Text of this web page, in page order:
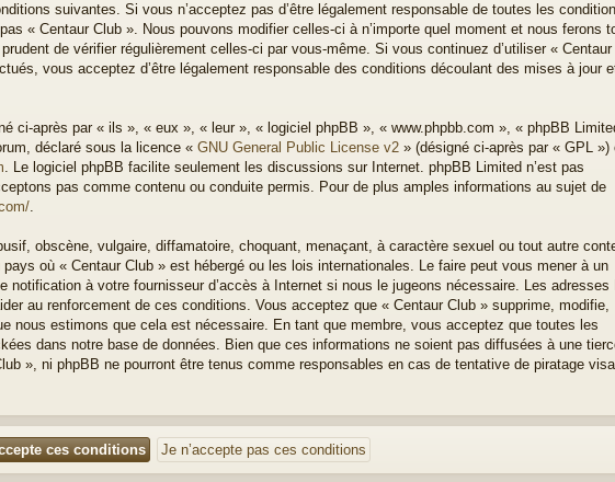
suivantes. Si vous n’acceptez pas d’être légalement responsable de toutes les
« Centaur Club ». Nous pouvons modifier celles-ci à n’importe quel moment et nous ferons
de vérifier régulièrement celles-ci par vous-même. Si vous continuez d’utiliser « Centaur
vous acceptez d’être légalement responsable des conditions découlant des mises à jour
ci-après par « ils », « eux », « leur », « logiciel phpBB », « www.phpbb.com », « phpBB
déclaré sous la licence « GNU General Public License v2 » (désigné ci-après par « GPL »)
. Le logiciel phpBB facilite seulement les discussions sur Internet. phpBB Limited n’est pas
pas comme contenu ou conduite permis. Pour de plus amples informations au sujet de
.
obscène, vulgaire, diffamatoire, choquant, menaçant, à caractère sexuel ou tout autre
où « Centaur Club » est hébergé ou les lois internationales. Le faire peut vous mener à un
notification à votre fournisseur d’accès à Internet si nous le jugeons nécessaire. Les adresses
au renforcement de ces conditions. Vous acceptez que « Centaur Club » supprime, modifie,
nous estimons que cela est nécessaire. En tant que membre, vous acceptez que toutes les
dans notre base de données. Bien que ces informations ne soient pas diffusées à une
», ni phpBB ne pourront être tenus comme responsables en cas de tentative de piratage